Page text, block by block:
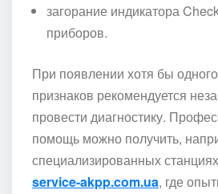
загорание индикатора
приборов.
При появлении хотя бы
признаков рекомендуется
провести диагностику.
помощь можно получить,
специализированных
service-akpp.com.ua, где